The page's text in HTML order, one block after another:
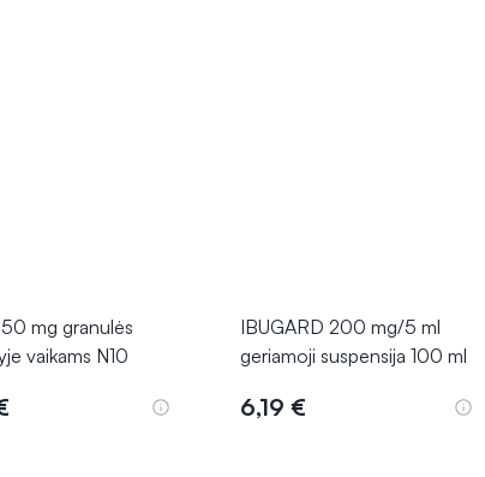
mg granulės
vaikams N10
IBUGARD 200 mg/5 ml
geriamoji suspensija 100 ml
6,19 €